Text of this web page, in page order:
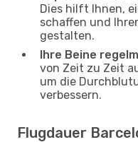
Dies hilft Ihnen,
schaffen und
gestalten.
Ihre Beine
von Zeit zu Zeit
um die
verbessern.
Flugdauer